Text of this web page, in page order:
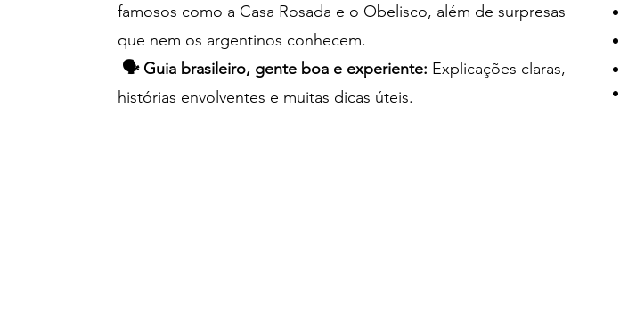
famosos como a Casa Rosada e o Obelisco, além de surpresas
que nem os argentinos conhecem.
🗣️ Guia brasileiro, gente boa e experiente: Explicações claras,
histórias envolventes e muitas dicas úteis.